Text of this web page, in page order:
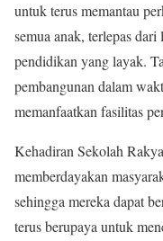
untuk terus memantau
semua anak, terlepas
pendidikan yang layak.
pembangunan dalam
memanfaatkan fasilitas
Kehadiran Sekolah
memberdayakan
sehingga mereka dapat
terus berupaya untuk